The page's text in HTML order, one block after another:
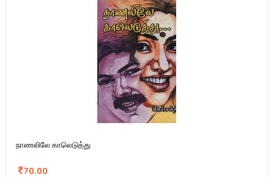
நாணலிலே காலெடுத்து
70.00